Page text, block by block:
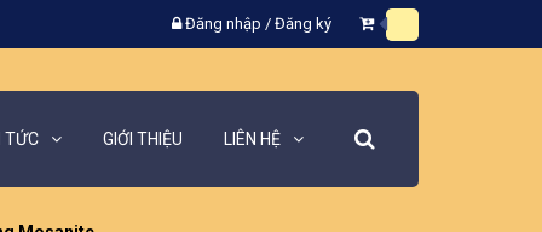
Đăng nhập / Đăng ký
TỨC GIỚI THIỆU LIÊN HỆ